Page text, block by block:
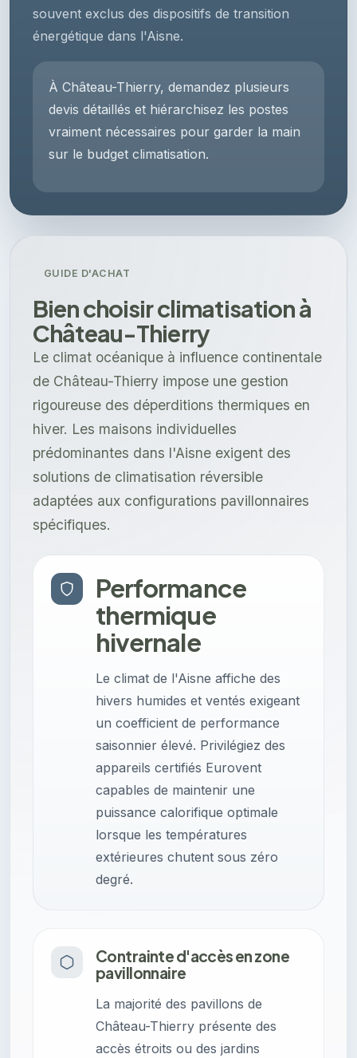
souvent exclus des dispositifs de transition
énergétique dans l'Aisne.
À Château-Thierry, demandez plusieurs
devis détaillés et hiérarchisez les postes
vraiment nécessaires pour garder la main
sur le budget climatisation.
GUIDE D'ACHAT
Bien choisir climatisation à
Château-Thierry
Le climat océanique à influence continentale
de Château-Thierry impose une gestion
rigoureuse des déperditions thermiques en
hiver. Les maisons individuelles
prédominantes dans l'Aisne exigent des
solutions de climatisation réversible
adaptées aux configurations pavillonnaires
spécifiques.
Performance
thermique
hivernale
Le climat de l'Aisne affiche des
hivers humides et ventés exigeant
un coefficient de performance
saisonnier élevé. Privilégiez des
appareils certifiés Eurovent
capables de maintenir une
puissance calorifique optimale
lorsque les températures
extérieures chutent sous zéro
degré.
Contrainte d'accès en zone
pavillonnaire
La majorité des pavillons de
Château-Thierry présente des
accès étroits ou des jardins